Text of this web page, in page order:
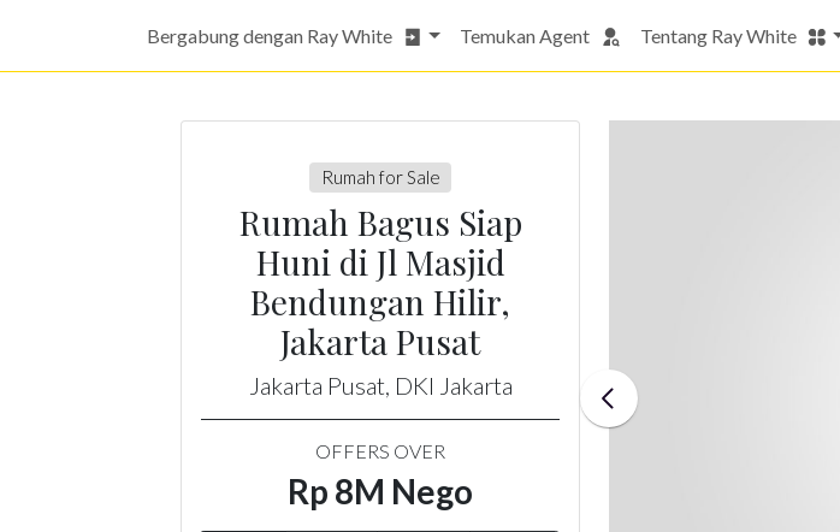
Bergabung dengan Ray White Temukan Agent Tentang Ray White
Rumah for Sale
Rumah Bagus Siap
Huni di Jl Masjid
Bendungan Hilir,
Jakarta Pusat
Jakarta Pusat, DKI Jakarta
OFFERS OVER
Rp 8M Nego